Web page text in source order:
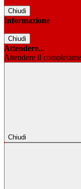
Chiudi
Informazione
Chiudi
Attendere...
Attendere il
Chiudi